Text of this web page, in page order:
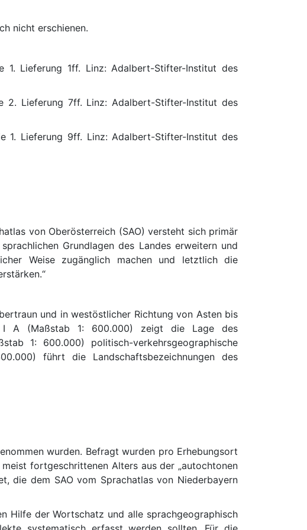
nicht erschienen.
1. Lieferung 1ff. Linz: Adalbert-Stifter-Institut des
2. Lieferung 7ff. Linz: Adalbert-Stifter-Institut des
1. Lieferung 9ff. Linz: Adalbert-Stifter-Institut des
von Oberösterreich (SAO) versteht sich primär
Grundlagen des Landes erweitern und
Weise zugänglich machen und letztlich die
und in westöstlicher Richtung von Asten bis
I A (Maßstab 1: 600.000) zeigt die Lage des
1: 600.000) politisch-verkehrsgeographische
führt die Landschaftsbezeichnungen des
wurden. Befragt wurden pro Erhebungsort
fortgeschrittenen Alters aus der „autochtonen
die dem SAO vom Sprachatlas von Niederbayern
Hilfe der Wortschatz und alle sprachgeographisch